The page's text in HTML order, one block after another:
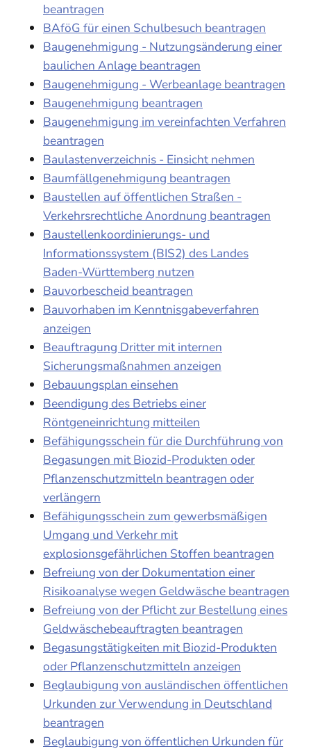
beantragen
BAföG für einen Schulbesuch beantragen
Baugenehmigung - Nutzungsänderung einer
baulichen Anlage beantragen
Baugenehmigung - Werbeanlage beantragen
Baugenehmigung beantragen
Baugenehmigung im vereinfachten Verfahren
beantragen
Baulastenverzeichnis - Einsicht nehmen
Baumfällgenehmigung beantragen
Baustellen auf öffentlichen Straßen -
Verkehrsrechtliche Anordnung beantragen
Baustellenkoordinierungs- und
Informationssystem (BIS2) des Landes
Baden-Württemberg nutzen
Bauvorbescheid beantragen
Bauvorhaben im Kenntnisgabeverfahren
anzeigen
Beauftragung Dritter mit internen
Sicherungsmaßnahmen anzeigen
Bebauungsplan einsehen
Beendigung des Betriebs einer
Röntgeneinrichtung mitteilen
Befähigungsschein für die Durchführung von
Begasungen mit Biozid-Produkten oder
Pflanzenschutzmitteln beantragen oder
verlängern
Befähigungsschein zum gewerbsmäßigen
Umgang und Verkehr mit
explosionsgefährlichen Stoffen beantragen
Befreiung von der Dokumentation einer
Risikoanalyse wegen Geldwäsche beantragen
Befreiung von der Pflicht zur Bestellung eines
Geldwäschebeauftragten beantragen
Begasungstätigkeiten mit Biozid-Produkten
oder Pflanzenschutzmitteln anzeigen
Beglaubigung von ausländischen öffentlichen
Urkunden zur Verwendung in Deutschland
beantragen
Beglaubigung von öffentlichen Urkunden für